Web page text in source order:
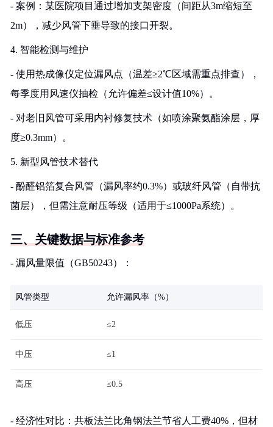
- 案例：某医院项目通过增加支架密度（间距从3m缩短至
2m），减少风管下垂导致的接口开裂。
4. 智能检测与维护
- 使用热成像仪定位漏风点（温差≥2℃区域需重点排查），
每季度用风速仪抽检（允许偏差≤设计值10%）。
- 对老旧风管可采用内衬修复技术（如喷涂聚氨酯涂层，厚
度≥0.3mm）。
5. 新型风管技术替代
- 酚醛铝箔复合风管（漏风率约0.3%）或玻纤风管（自带抗
菌层），但需注意耐压等级（适用于≤1000Pa系统）。
三、关键数据与标准参考
- 漏风量限值（GB50243）：
风管类型 允许漏风率（%）
低压 ≤2
中压 ≤1
高压 ≤0.5
- 经济性对比：共板法兰比角钢法兰节省人工费40%，但材